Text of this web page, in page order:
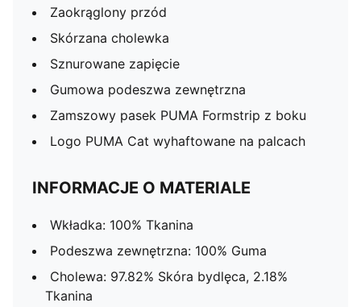
Zaokrąglony przód
Skórzana cholewka
Sznurowane zapięcie
Gumowa podeszwa zewnętrzna
Zamszowy pasek PUMA Formstrip z boku
Logo PUMA Cat wyhaftowane na palcach
INFORMACJE O MATERIALE
Wkładka: 100% Tkanina
Podeszwa zewnętrzna: 100% Guma
Cholewa: 97.82% Skóra bydlęca, 2.18%
Tkanina